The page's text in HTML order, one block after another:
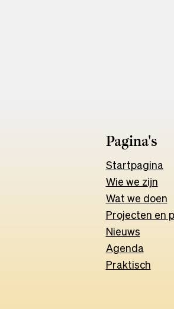
Pagina's
Startpagina
Wie we zijn
Wat we doen
Projecten en
Nieuws
Agenda
Praktisch